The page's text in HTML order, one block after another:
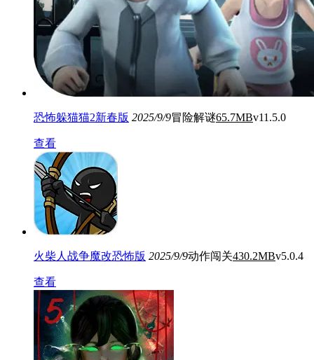
恐怖躲猫猫2新春版 2025/9/9冒险解谜65.7MBv11.5.0
查看
火柴人战争魔改恐怖版 2025/9/9动作闯关430.2MBv5.0.4
查看